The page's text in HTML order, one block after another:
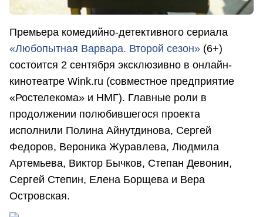
Премьера комедийно-детективного сериала
«Любопытная Варвара. Второй сезон» (6+)
состоится 2 сентября эксклюзивно в онлайн-
кинотеатре Wink.ru (совместное предприятие
«Ростелекома» и НМГ). Главные роли в
продолжении полюбившегося проекта
исполнили Полина Айнутдинова, Сергей
Федоров, Вероника Журавлева, Людмила
Артемьева, Виктор Бычков, Степан Девонин,
Сергей Степин, Елена Борщева и Вера
Островская.